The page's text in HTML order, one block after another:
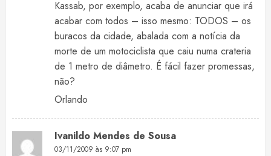
Kassab, por exemplo, acaba de anunciar que irá
acabar com todos – isso mesmo: TODOS – os
buracos da cidade, abalada com a notícia da
morte de um motociclista que caiu numa crateria
de 1 metro de diâmetro. É fácil fazer promessas,
não?
Orlando
Ivanildo Mendes de Sousa
03/11/2009 às 9:07 pm